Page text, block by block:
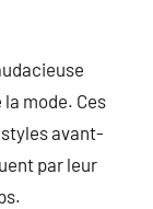
mode. Ces
avant-
par leur